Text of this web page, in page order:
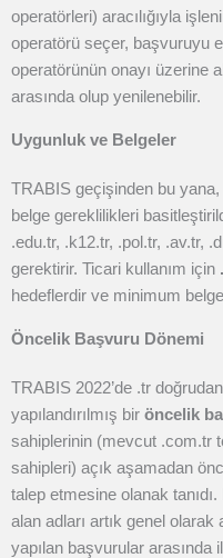
operatörleri) aracılığıyla
operatörü seçer, başvuruyu
operatörünün onayı üzerine
arasında olup yenilenebilir.
Uygunluk ve Belgeler
TRABIS geçişinden bu yana,
belge gereklilikleri
.edu.tr, .k12.tr, .pol.tr, .av.tr,
gerektirir. Ticari kullanım için
hedeflerdir ve minimum
Öncelik Başvuru Dönemi
TRABIS 2022’de .tr
yapılandırılmış bir öncelik
sahiplerinin (mevcut .com.tr
sahipleri) açık aşamadan
talep etmesine olanak
alan adları artık genel olarak
yapılan başvurular arasında